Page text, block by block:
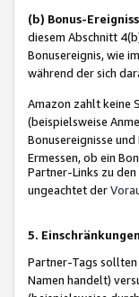
(b) Bonus-
diesem Abschnitt
Bonusereignis, wie
während der sich
Amazon zahlt keine
(beispielsweise
Bonusereignisse
Ermessen, ob ein
Partner-Links zu
ungeachtet der
5.
Partner-Tags
Namen handelt)